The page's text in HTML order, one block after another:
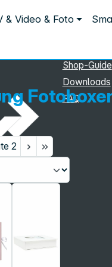
& Video & Foto
2
Shop-Guide
Downloads
FAQ